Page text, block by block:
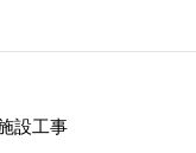
設工事